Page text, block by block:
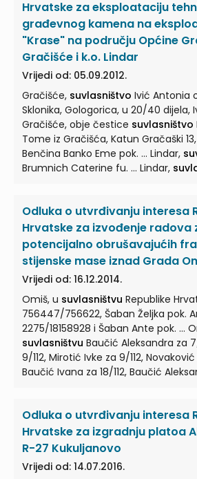
d.o.o., Gračišće, Bakši 46a, u 1/7
pok. ... Gračišće,suvlasništvoBrljafa
Brljafi 72, Gračišće, u 1/2 dijela, te
Hrvatske za eksploataciju
građevnog kamena na
"Krase" na području Općine
Gračišće i k.o. Lindar
Vrijedi od: 05.09.2012.
Gračišće, suvlasništvo Ivić Antonia
Sklonika, Gologorica, u 20/40 dijela,
Gračišće, obje čestice suvlasništvo
Tome iz Gračišća, Katun Gračaški
Benčina Banko Eme pok. ... Lindar,
Brumnich Caterine fu. ... Lindar,
Brumnić Ane pok. ... Lindar,
pok. Antuna, Lindar, Bašoti 90, u 32/
Ivana pok. ...
Odluka o utvrđivanju interesa
Hrvatske za izvođenje radova
potencijalno obrušavajućih
stijenske mase iznad Grada
Vrijedi od: 16.12.2014.
Omiš, u suvlasništvu Republike
756447/756622, Šaban Željka pok.
2275/
suvlasništvu Baučić Aleksandra za
9/112, Mirotić Ivke za 9/112,
Josipa za 11/960, Baučić Božidara
površine 1391 m2, usuvlasništvu
Marta i Čečuk Anastazije svakog za
interesu je Republike Hrvatske. II. ...
Odluka o utvrđivanju interesa
Hrvatske za izgradnju platoa
R-27 Kukuljanovo
Vrijedi od: 14.07.2016.